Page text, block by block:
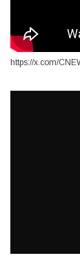
https://x.com/